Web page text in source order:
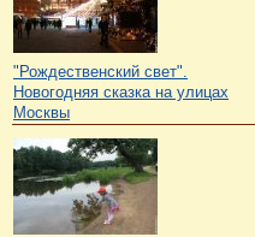
"Рождественский свет".
Новогодняя сказка на улицах
Москвы